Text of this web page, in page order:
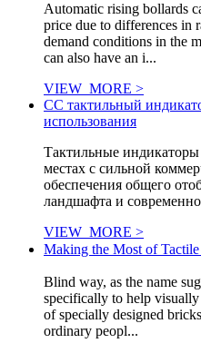
Automatic rising bollards
price due to differences in
demand conditions in the
can also have an i...
VIEW_MORE >
СС тактильный
использования
Тактильные
местах с сильной
обеспечения общего
ландшафта и
VIEW_MORE >
Making the Most of
Blind way, as the name
specifically to help
of specially designed
ordinary peopl...